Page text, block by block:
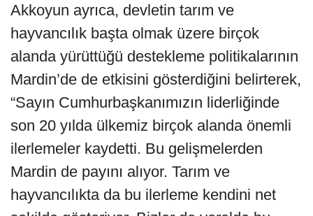
Akkoyun ayrıca, devletin tarım ve
hayvancılık başta olmak üzere birçok
alanda yürüttüğü destekleme politikalarının
Mardin’de de etkisini gösterdiğini belirterek,
“Sayın Cumhurbaşkanımızın liderliğinde
son 20 yılda ülkemiz birçok alanda önemli
ilerlemeler kaydetti. Bu gelişmelerden
Mardin de payını alıyor. Tarım ve
hayvancılıkta da bu ilerleme kendini net